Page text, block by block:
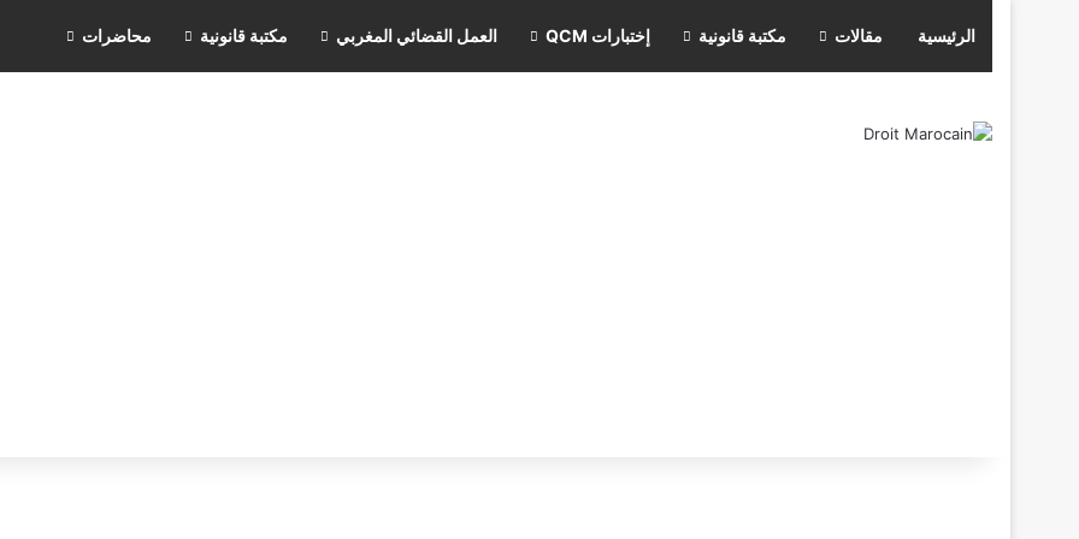
الرئيسية مقالات مكتبة قانونية إختبارات QCM العمل القضائي المغربي مكتبة قانونية محاضرات